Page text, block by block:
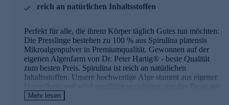
reich an natürlichen Inhaltsstoffen
Perfekt für alle, die ihrem Körper täglich Gutes tun möchten:
Die Presslinge bestehen zu 100 % aus Spirulina platensis
Mikroalgenpulver in Premiumqualität. Gewonnen auf der
eigenen Algenfarm von Dr. Peter Hartig® - beste Qualität
zum besten Preis. Spirulina ist reich an natürlichen
Inhaltsstoffen. Unsere hochwertige Alge stammt aus eigener
Herstellung und wird sorgfältig verarbeitet, um das Beste aus
der Natur zu garantieren. Die rein veganen Presslinge sind
Mehr lesen